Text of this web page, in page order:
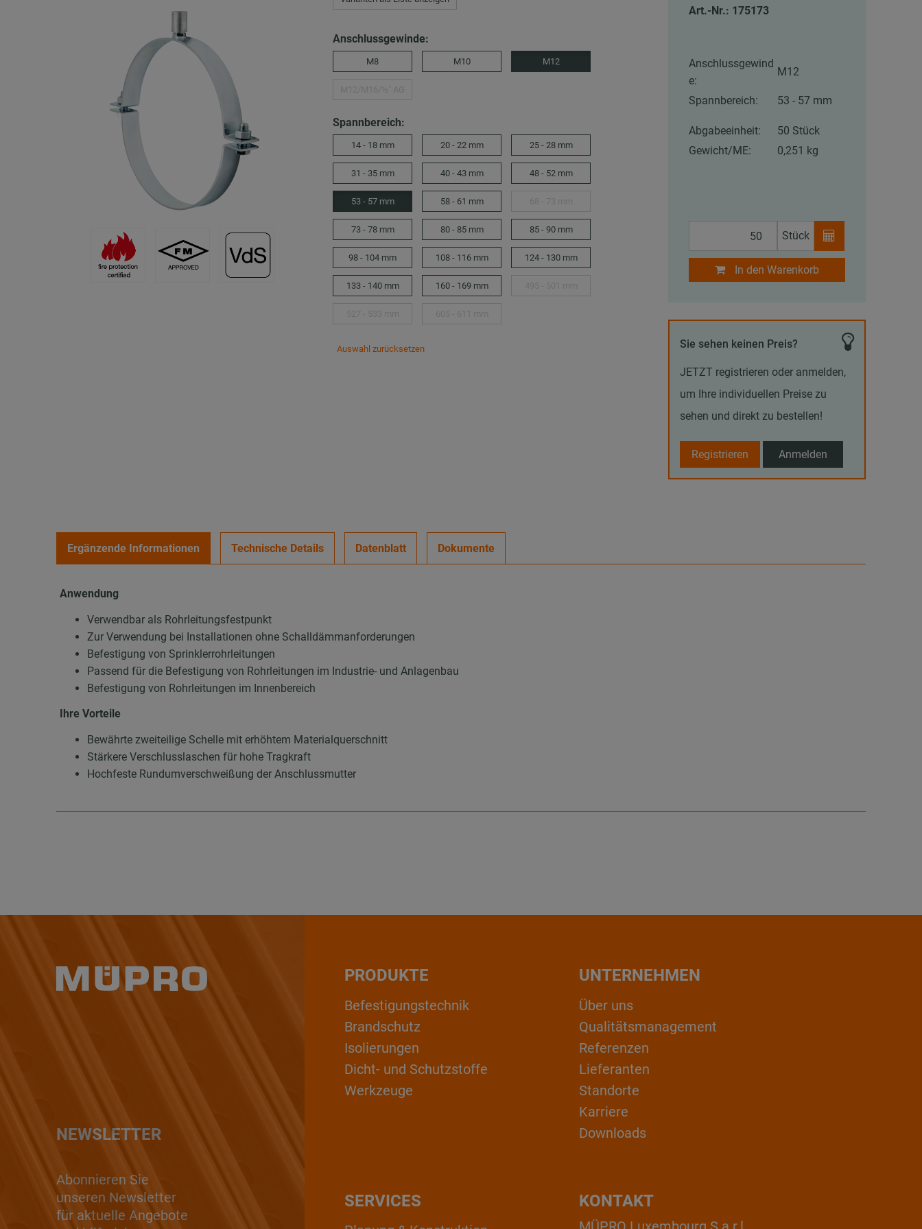
Anschlussgewinde:
M8 M10 M12
Spannbereich:
14 - 18 mm 20 - 22 mm 25 - 28 mm
31 - 35 mm 40 - 43 mm 48 - 52 mm
53 - 57 mm 58 - 61 mm
73 - 78 mm 80 - 85 mm 85 - 90 mm
98 - 104 mm 108 - 116 mm 124 - 130 mm
133 - 140 mm 160 - 169 mm
Auswahl zurücksetzen
Art.-Nr.: 175173
Anschlussgewind
e:
M12
Spannbereich: 53 - 57 mm
Abgabeeinheit:
50 Stück
Gewicht/ME:
0,251 kg
Stück
In den Warenkorb
Sie sehen keinen Preis?
JETZT registrieren oder anmelden,
um Ihre individuellen Preise zu
sehen und direkt zu bestellen!
Registrieren Anmelden
Ergänzende Informationen Technische Details Datenblatt Dokumente
Anwendung
Verwendbar als Rohrleitungsfestpunkt
Zur Verwendung bei Installationen ohne Schalldämmanforderungen
Befestigung von Sprinklerrohrleitungen
Passend für die Befestigung von Rohrleitungen im Industrie- und Anlagenbau
Befestigung von Rohrleitungen im Innenbereich
Ihre Vorteile
Bewährte zweiteilige Schelle mit erhöhtem Materialquerschnitt
Stärkere Verschlusslaschen für hohe Tragkraft
Hochfeste Rundumverschweißung der Anschlussmutter
NEWSLETTER
Abonnieren Sie
unseren Newsletter
für aktuelle Angebote
PRODUKTE
Befestigungstechnik
Brandschutz
Isolierungen
Dicht- und Schutzstoffe
Werkzeuge
UNTERNEHMEN
Über uns
Qualitätsmanagement
Referenzen
Lieferanten
Standorte
Karriere
Downloads
KONTAKT
SERVICES